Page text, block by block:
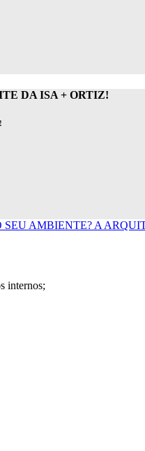
DA ISA + ORTIZ!
AMBIENTE? A
internos;